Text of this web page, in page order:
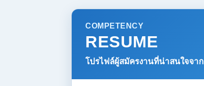
COMPETENCY
RESUME
โปรไฟล์ผู้สมัครงานที่น่าสนใจจาก